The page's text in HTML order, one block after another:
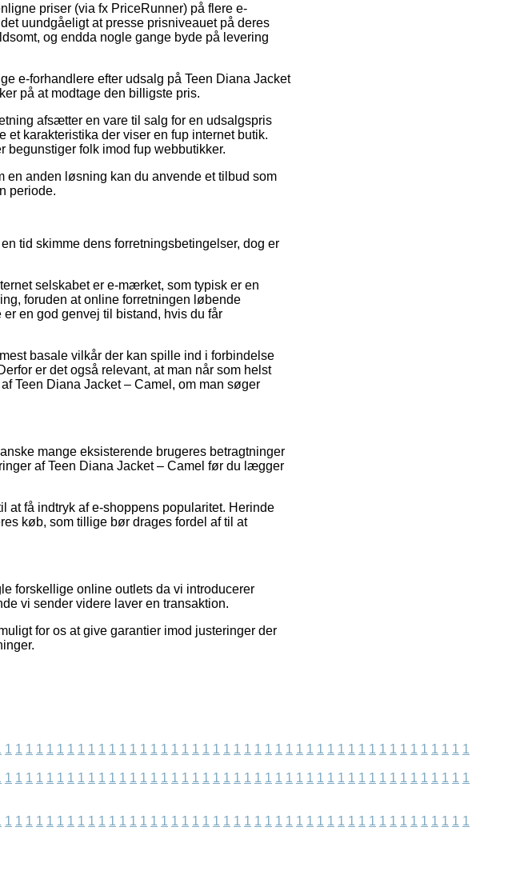
priser (via fx PriceRunner) på flere e-
uundgåeligt at presse prisniveauet på deres
og endda nogle gange byde på levering
e-forhandlere efter udsalg på Teen Diana Jacket
på at modtage den billigste pris.
afsætter en vare til salg for en udsalgspris
karakteristika der viser en fup internet butik.
begunstiger folk imod fup webbutikker.
en anden løsning kan du anvende et tilbud som
periode.
tid skimme dens forretningsbetingelser, dog er
selskabet er e-mærket, som typisk er en
foruden at online forretningen løbende
en god genvej til bistand, hvis du får
basale vilkår der kan spille ind i forbindelse
er det også relevant, at man når som helst
Teen Diana Jacket – Camel, om man søger
mange eksisterende brugeres betragtninger
af Teen Diana Jacket – Camel før du lægger
at få indtryk af e-shoppens popularitet. Herinde
køb, som tillige bør drages fordel af til at
forskellige online outlets da vi introducerer
vi sender videre laver en transaktion.
for os at give garantier imod justeringer der
1 1 1 1 1 1 1 1 1 1 1 1 1 1 1 1 1 1 1 1 1 1 1 1 1 1 1 1 1 1 1 1 1 1 1 1 1 1 1 1 1 1 1 1 1
1 1 1 1 1 1 1 1 1 1 1 1 1 1 1 1 1 1 1 1 1 1 1 1 1 1 1 1 1 1 1 1 1 1 1 1 1 1 1 1 1 1 1 1 1
1 1 1 1 1 1 1 1 1 1 1 1 1 1 1 1 1 1 1 1 1 1 1 1 1 1 1 1 1 1 1 1 1 1 1 1 1 1 1 1 1 1 1 1 1